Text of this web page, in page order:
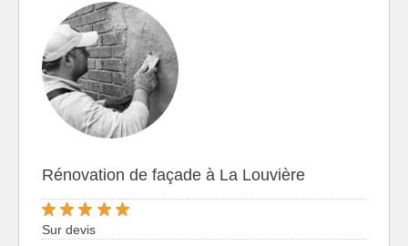
Rénovation de façade à La Louvière
Sur devis